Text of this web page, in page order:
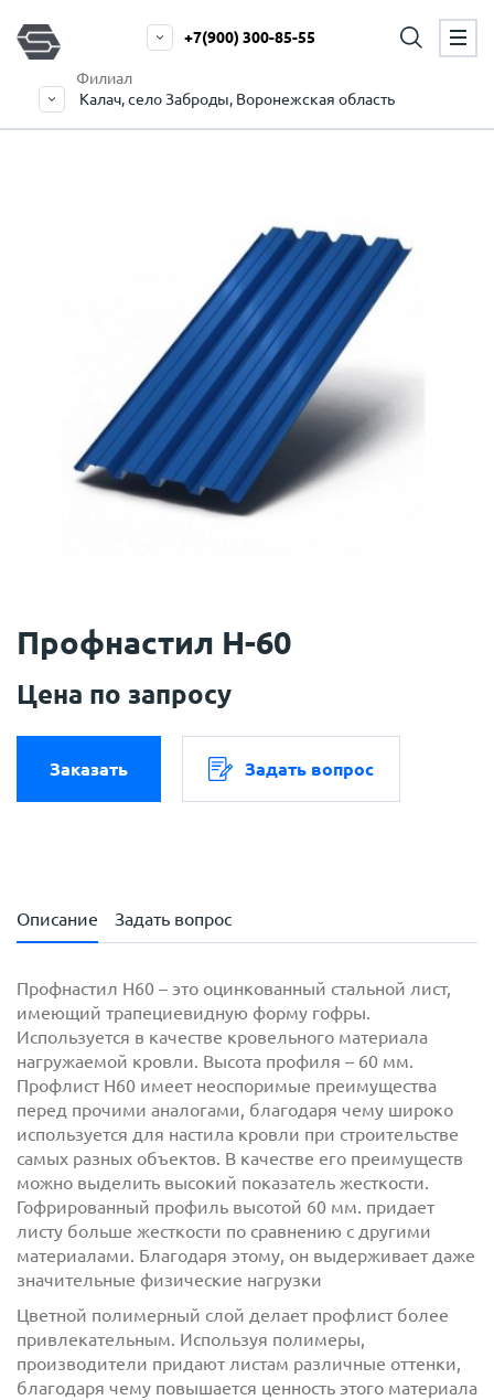
Филиал
Калач, село Заброды, Воронежская область
+7(900) 300-85-55
Профнастил Н-60
Цена по запросу
Заказать Задать вопрос
Описание Задать вопрос
сполитикой обработки персональных данных
ознакомлен(-а) и даюсогласиена обработку
персональных данных
сполитикой конфиденциальности
Профнастил Н60 – это оцинкованный стальной лист,
имеющий трапециевидную форму гофры.
Используется в качестве кровельного материала
нагружаемой кровли. Высота профиля – 60 мм.
Профлист Н60 имеет неоспоримые преимущества
перед прочими аналогами, благодаря чему широко
используется для настила кровли при строительстве
самых разных объектов. В качестве его преимуществ
можно выделить высокий показатель жесткости.
Гофрированный профиль высотой 60 мм. придает
листу больше жесткости по сравнению с другими
материалами. Благодаря этому, он выдерживает даже
значительные физические нагрузки
Цветной полимерный слой делает профлист более
привлекательным. Используя полимеры,
производители придают листам различные оттенки,
благодаря чему повышается ценность этого материала